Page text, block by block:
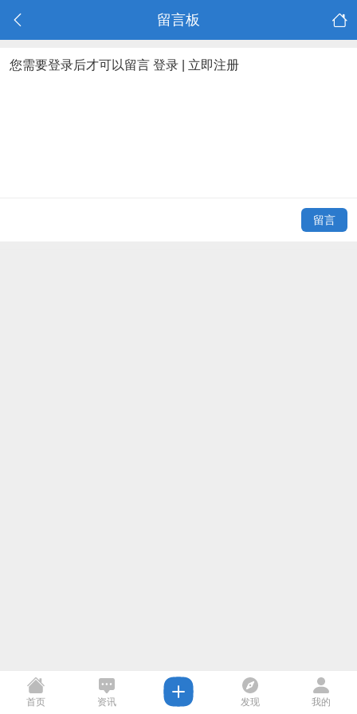
留言板
您需要登录后才可以留言 登录 立即注册
留言
首页 资讯 发现 我的